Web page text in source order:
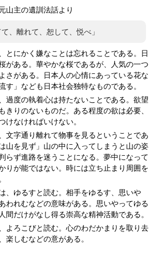
山主の遺訓法話より
て、離れて、恕して、悦べ」
とにかく嫌なことは忘れることである。日
がある。華やかな桜であるが、人気の一つ
さがある。日本人の心情にあっている花な
す」なども日本社会独特なものである。
過度の執着心は持たないことである。欲望
きりのないものだ。ある程度の欲は必要、
けなければいけない。
文字通り離れて物事を見るということであ
山を見ず」山の中に入ってしまうと山の姿
らず進路を迷うことになる。夢中になって
りが能ではない。時には立ち止まり周囲を
、ゆるすと読む。相手をゆるす、思いや
われむなどの意味がある。思いやってゆる
間だけがなし得る崇高な精神活動である。
よろこびと読む。心のわだかまりを取り去
楽しむなどの意がある。